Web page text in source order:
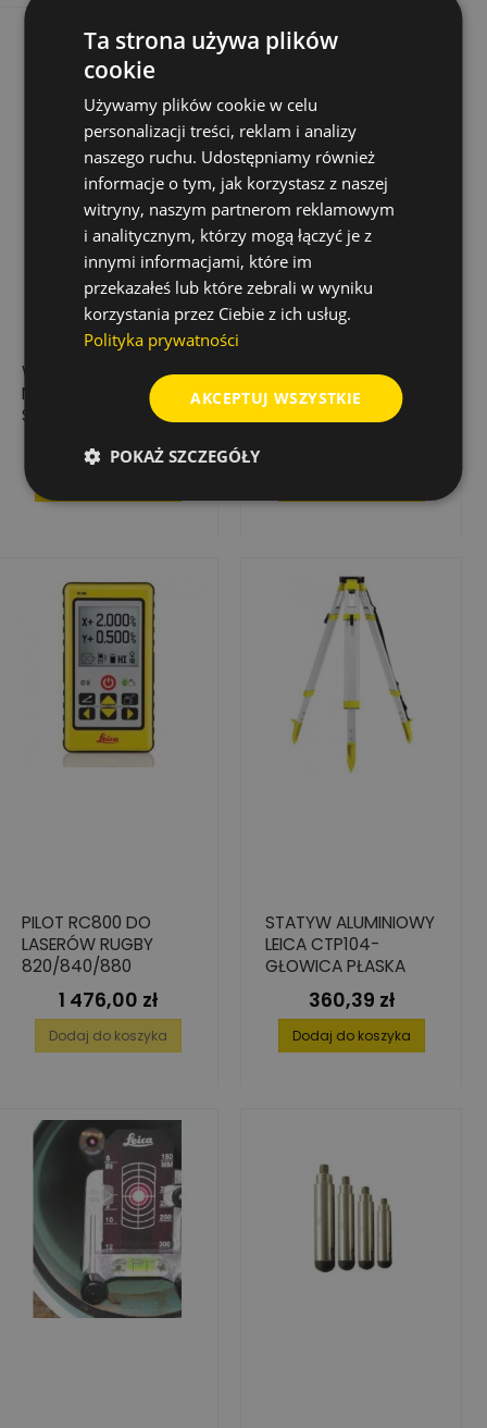
WALIZKA DO
NIWELATORA RUGBY
SERIA 800
Cena
492,00 zł
MAGNESY/KLAMRY
DO CZUJNIKA LMR360
PILOT RC800 DO
LASERÓW RUGBY
820/840/880
Cena
1 476,00 zł
Dodaj do koszyka
STATYW ALUMINIOWY
LEICA CTP104-
GŁOWICA PŁASKA
Cena
360,39 zł
Dodaj do koszyka
Ta strona używa plików
cookie
Używamy plików cookie w celu
personalizacji treści, reklam i analizy
naszego ruchu. Udostępniamy również
informacje o tym, jak korzystasz z naszej
witryny, naszym partnerom reklamowym
i analitycznym, którzy mogą łączyć je z
innymi informacjami, które im
przekazałeś lub które zebrali w wyniku
korzystania przez Ciebie z ich usług.
Polityka prywatności
AKCEPTUJ WSZYSTKIE
POKAŻ SZCZEGÓŁY